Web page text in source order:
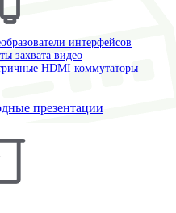
интерфейсов
захвата видео
HDMI коммутаторы
презентации